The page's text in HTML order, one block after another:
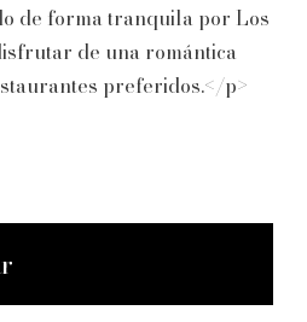
de forma tranquila por Los
de una romántica
preferidos.</p>